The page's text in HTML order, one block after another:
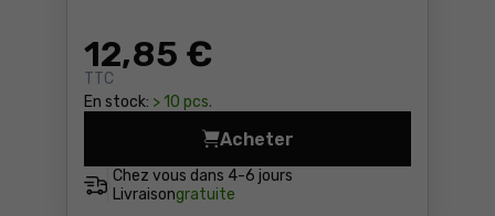
12,85 €
TTC
En stock: > 10 pcs.
Chez vous dans 4-6 jours
Livraisongratuite
Acheter
Ruban adhésif de